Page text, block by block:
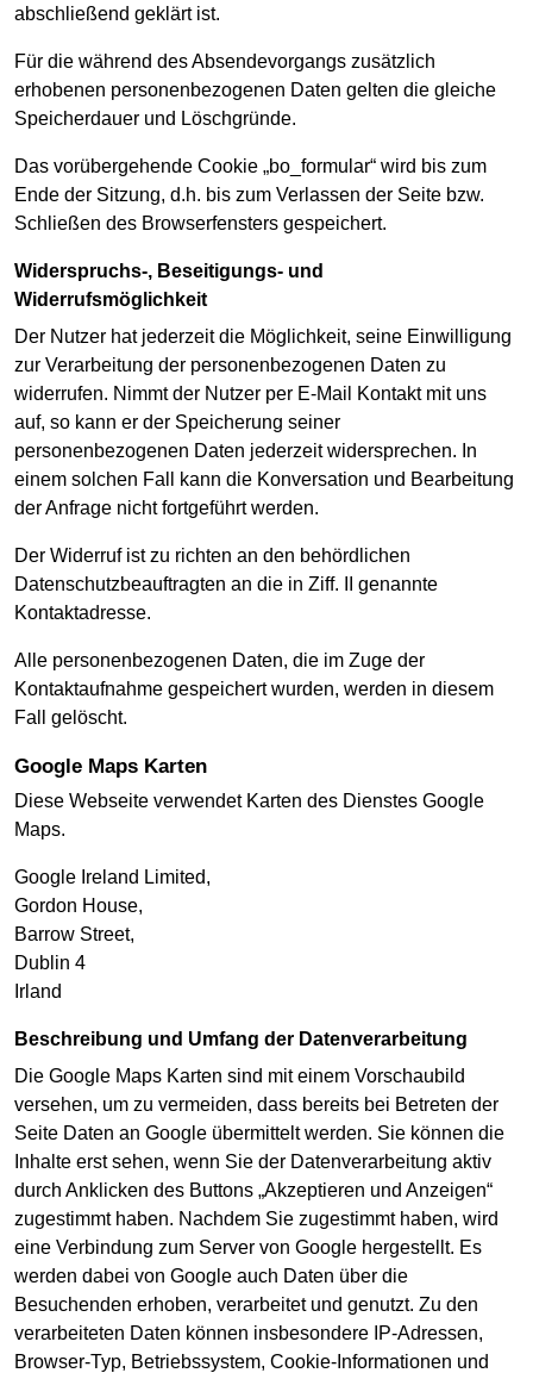
abschließend geklärt ist.
Für die während des Absendevorgangs zusätzlich
erhobenen personenbezogenen Daten gelten die gleiche
Speicherdauer und Löschgründe.
Das vorübergehende Cookie „bo_formular“ wird bis zum
Ende der Sitzung, d.h. bis zum Verlassen der Seite bzw.
Schließen des Browserfensters gespeichert.
Widerspruchs-, Beseitigungs- und
Widerrufsmöglichkeit
Der Nutzer hat jederzeit die Möglichkeit, seine Einwilligung
zur Verarbeitung der personenbezogenen Daten zu
widerrufen. Nimmt der Nutzer per E-Mail Kontakt mit uns
auf, so kann er der Speicherung seiner
personenbezogenen Daten jederzeit widersprechen. In
einem solchen Fall kann die Konversation und Bearbeitung
der Anfrage nicht fortgeführt werden.
Der Widerruf ist zu richten an den behördlichen
Datenschutzbeauftragten an die in Ziff. II genannte
Kontaktadresse.
Alle personenbezogenen Daten, die im Zuge der
Kontaktaufnahme gespeichert wurden, werden in diesem
Fall gelöscht.
Google Maps Karten
Diese Webseite verwendet Karten des Dienstes Google
Maps.
Google Ireland Limited,
Gordon House,
Barrow Street,
Dublin 4
Irland
Beschreibung und Umfang der Datenverarbeitung
Die Google Maps Karten sind mit einem Vorschaubild
versehen, um zu vermeiden, dass bereits bei Betreten der
Seite Daten an Google übermittelt werden. Sie können die
Inhalte erst sehen, wenn Sie der Datenverarbeitung aktiv
durch Anklicken des Buttons „Akzeptieren und Anzeigen“
zugestimmt haben. Nachdem Sie zugestimmt haben, wird
eine Verbindung zum Server von Google hergestellt. Es
werden dabei von Google auch Daten über die
Besuchenden erhoben, verarbeitet und genutzt. Zu den
verarbeiteten Daten können insbesondere IP-Adressen,
Browser-Typ, Betriebssystem, Cookie-Informationen und